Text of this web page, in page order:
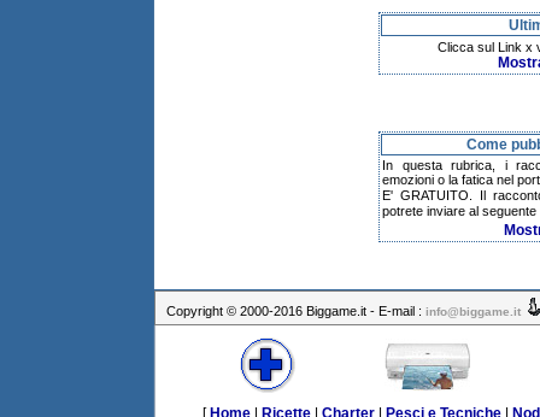
Clicca sul Link x
Come
In questa rubrica, i
emozioni o la fatica nel
E' GRATUITO. Il
potrete inviare al
Copyright © 2000-2016 Biggame.it - E-mail : info@biggame.it